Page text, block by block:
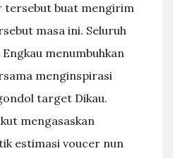
tersebut buat mengirim
masa ini. Seluruh
menumbuhkan
menginspirasi
target Dikau.
mengasaskan
estimasi voucer nun